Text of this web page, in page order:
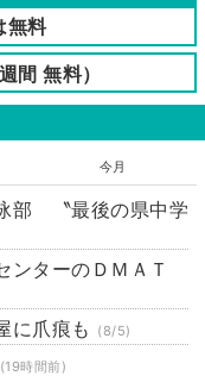
無料
間 無料）
今月
部 〝最後の県中学
ターのＤＭＡＴ
爪痕も (8/5)
(19時間前)